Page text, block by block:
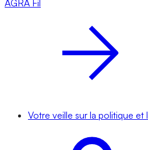
AGRA Fil
Votre veille sur la politique